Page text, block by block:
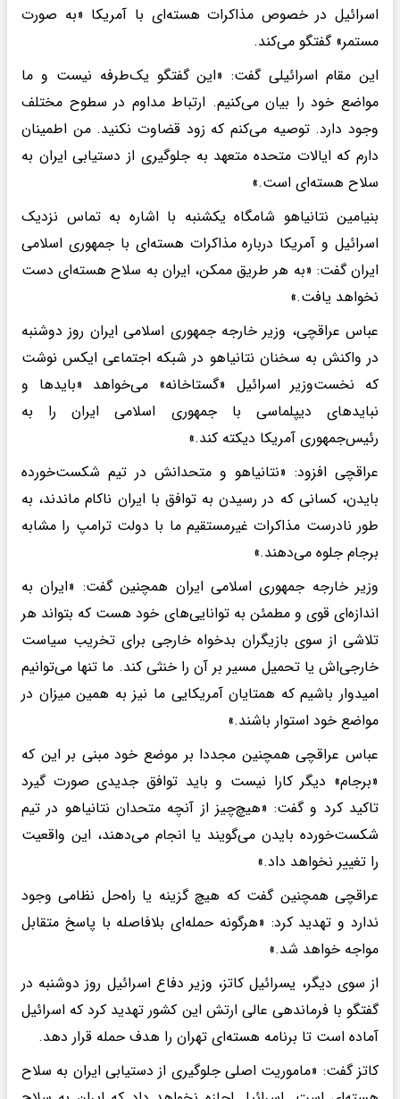
اسرائیل در خصوص مذاکرات هسته‌ای با آمریکا «به صورت
مستمر» گفتگو می‌کند.
این مقام اسرائیلی گفت: «این گفتگو یک‌طرفه نیست و ما
مواضع خود را بیان می‌کنیم. ارتباط مداوم در سطوح مختلف
وجود دارد. توصیه می‌کنم که زود قضاوت نکنید. من اطمینان
دارم که ایالات متحده متعهد به جلوگیری از دستیابی ایران به
سلاح هسته‌ای است.»
بنیامین نتانیاهو شامگاه یکشنبه با اشاره به تماس نزدیک
اسرائیل و آمریکا درباره مذاکرات هسته‌ای با جمهوری اسلامی
ایران گفت: «به هر طریق ممکن، ایران به سلاح هسته‌ای دست
نخواهد یافت.»
عباس عراقچی، وزیر خارجه جمهوری اسلامی ایران روز دوشنبه
در واکنش به سخنان نتانیاهو در شبکه اجتماعی ایکس نوشت
که نخست‌وزیر اسرائیل «گستاخانه» می‌خواهد «باید‌ها و
نباید‌های دیپلماسی با جمهوری اسلامی ایران را به
رئیس‌جمهوری آمریکا دیکته کند.»
عراقچی افزود: «نتانیاهو و متحدانش در تیم شکست‌خورده
بایدن، کسانی که در رسیدن به توافق با ایران ناکام ماندند، به
طور نادرست مذاکرات غیرمستقیم ما با دولت ترامپ را مشابه
برجام جلوه می‌دهند.»
وزیر خارجه جمهوری اسلامی ایران همچنین گفت: «ایران به
اندازه‌ای قوی و مطمئن به توانایی‌های خود هست که بتواند هر
تلاشی از سوی بازیگران بدخواه خارجی برای تخریب سیاست
خارجی‌اش یا تحمیل مسیر بر آن را خنثی کند. ما تنها می‌توانیم
امیدوار باشیم که همتایان آمریکایی ما نیز به همین میزان در
مواضع خود استوار باشند.»
عباس عراقچی همچنین مجددا بر موضع خود مبنی بر این که
«برجام» دیگر کارا نیست و باید توافق جدیدی صورت گیرد
تاکید کرد و گفت: «هیچ‌چیز از آنچه متحدان نتانیاهو در تیم
شکست‌خورده بایدن می‌گویند یا انجام می‌دهند، این واقعیت
را تغییر نخواهد داد.»
عراقچی همچنین گفت که هیچ گزینه یا راه‌حل نظامی وجود
ندارد و تهدید کرد: «هرگونه حمله‌ای بلافاصله با پاسخ متقابل
مواجه خواهد شد.»
از سوی دیگر، یسرائیل کاتز، وزیر دفاع اسرائیل روز دوشنبه در
گفتگو با فرماندهی عالی ارتش این کشور تهدید کرد که اسرائیل
آماده است تا برنامه هسته‌ای تهران را هدف حمله قرار دهد.
کاتز گفت: «ماموریت اصلی جلوگیری از دستیابی ایران به سلاح